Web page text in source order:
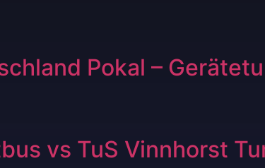
Pokal –
vs TuS Vinnhorst